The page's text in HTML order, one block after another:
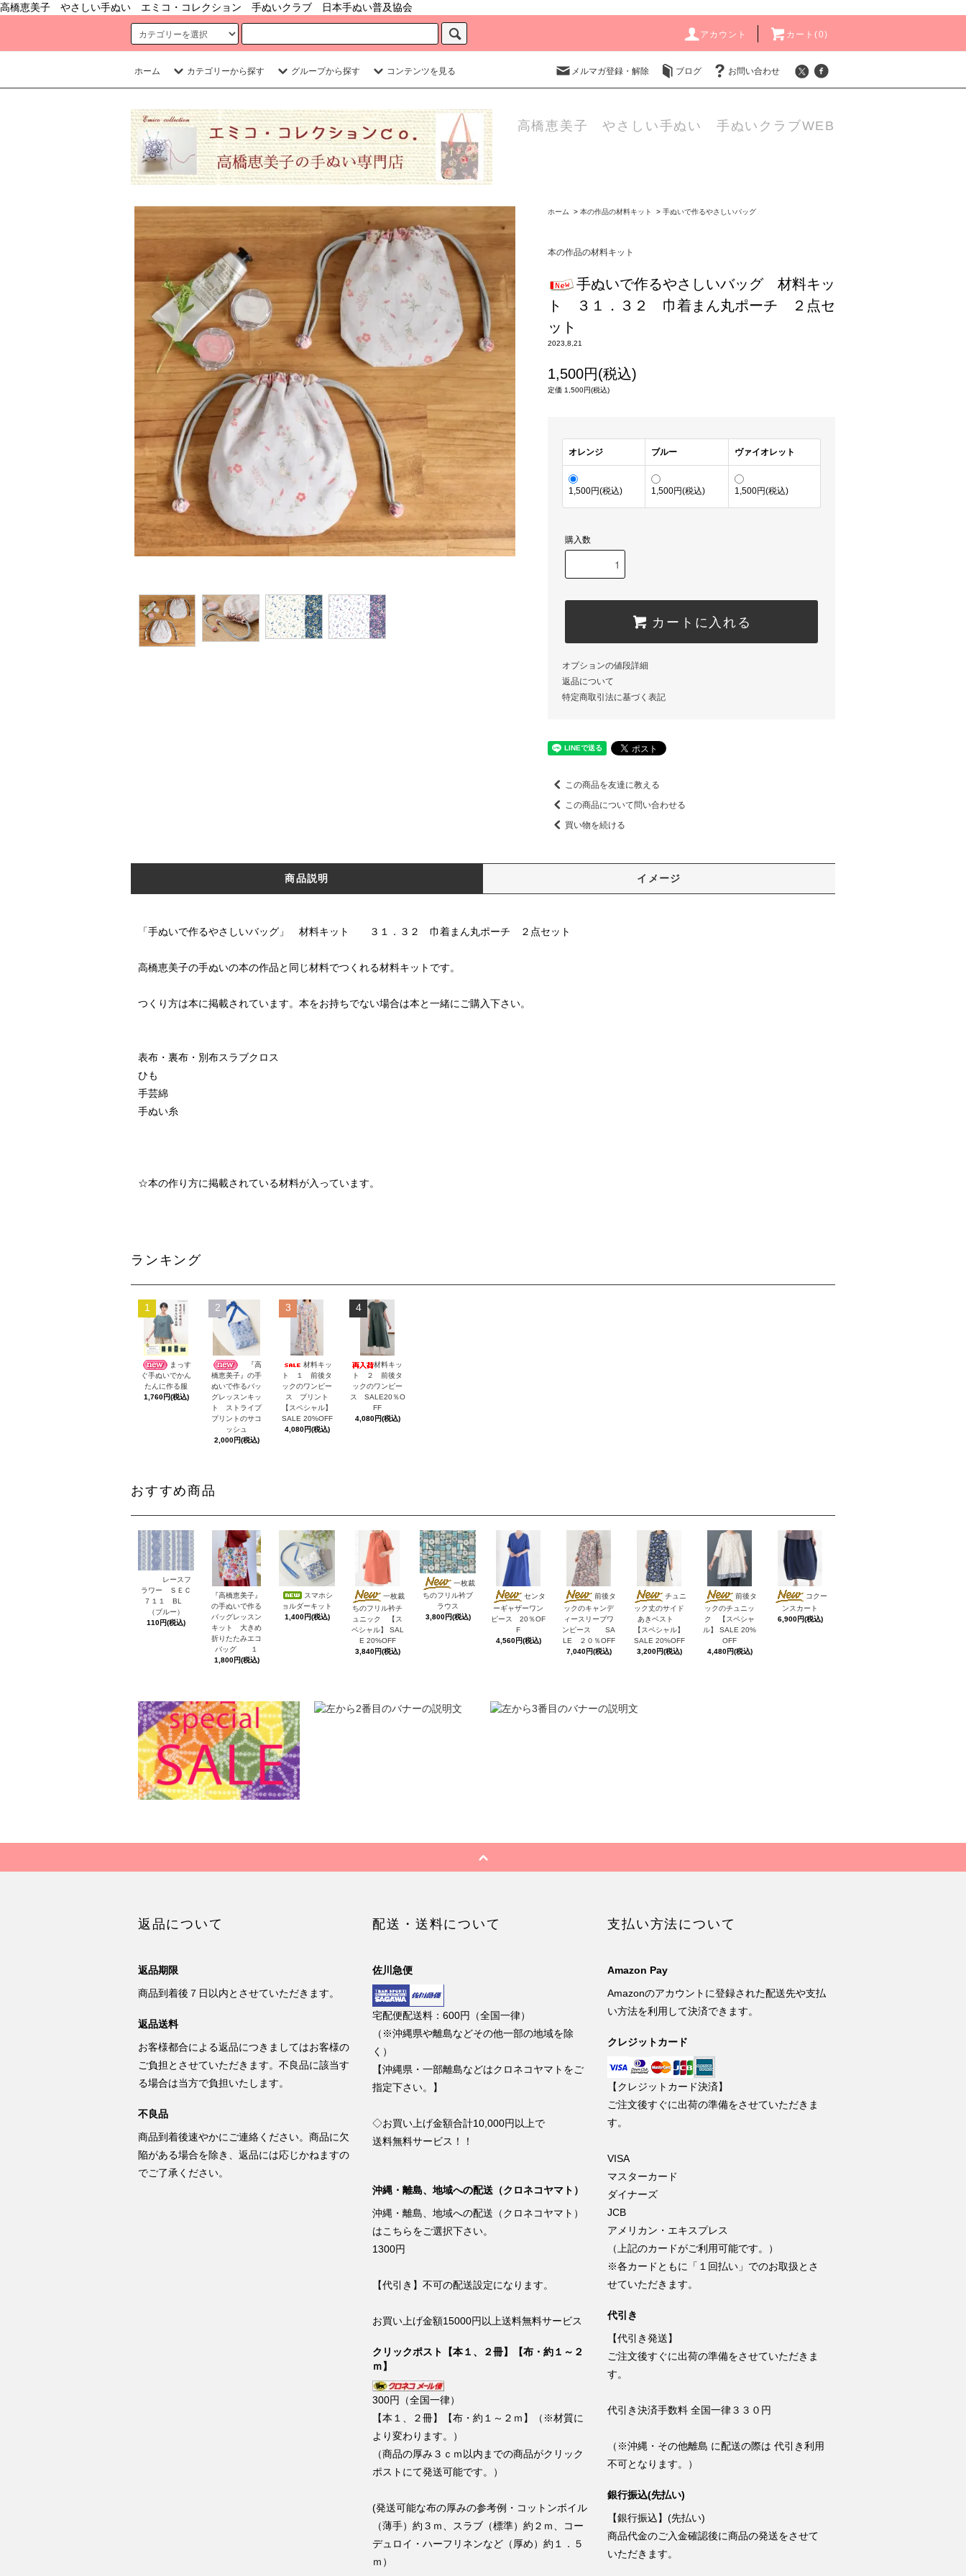
高橋恵美子 やさしい手ぬい エミコ・コレクション 手ぬいクラブ 日本手ぬい普及協会
アカウント カート(0)
ホーム カテゴリーから探す グループから探す コンテンツを見る メルマガ登録・解除 ブログ お問い合わせ
高橋恵美子 やさしい手ぬい 手ぬいクラブWEB
ホーム > 本の作品の材料キット > 手ぬいで作るやさしいバッグ
本の作品の材料キット
手ぬいで作るやさしいバッグ 材料キッ
ト ３１．３２ 巾着まん丸ポーチ ２点セ
ット
2023,8,21
1,500円(税込)
定価 1,500円(税込)
オレンジ ブルー ヴァイオレット
1,500円(税込) 1,500円(税込) 1,500円(税込)
購入数
カートに入れる
オプションの値段詳細
返品について
特定商取引法に基づく表記
この商品を友達に教える
この商品について問い合わせる
買い物を続ける
商品説明 イメージ
「手ぬいで作るやさしいバッグ」 材料キット ３１．３２ 巾着まん丸ポーチ ２点セット
高橋恵美子の手ぬいの本の作品と同じ材料でつくれる材料キットです。
つくり方は本に掲載されています。本をお持ちでない場合は本と一緒にご購入下さい。
表布・裏布・別布スラブクロス
ひも
手芸綿
手ぬい糸
☆本の作り方に掲載されている材料が入っています。
ランキング
1
まっす
ぐ手ぬいでかん
たんに作る服
1,760円(税込)
2
『高
橋恵美子』の手
ぬいで作るバッ
グレッスンキッ
ト ストライプ
プリントのサコ
ッシュ
2,000円(税込)
3
材料キッ
ト １ 前後タ
ックのワンピー
ス プリント
【スペシャル】
SALE 20%OFF
4,080円(税込)
4
材料キッ
ト ２ 前後タ
ックのワンピー
ス SALE20％O
FF
4,080円(税込)
おすすめ商品
レースフ
ラワー ＳＥＣ
７１１ BL
（ブルー）
110円(税込)
『高橋恵美子』
の手ぬいで作る
バッグレッスン
キット 大きめ
折りたたみエコ
バッグ １
1,800円(税込)
スマホシ
ョルダーキット
1,400円(税込)
一枚裁
ちのフリル衿チ
ュニック 【ス
ペシャル】 SAL
E 20%OFF
3,840円(税込)
一枚裁
ちのフリル衿ブ
ラウス
3,800円(税込)
センタ
ーギャザーワン
ピース 20％OF
F
4,560円(税込)
前後タ
ックのキャンデ
ィースリーブワ
ンピース SA
LE ２０％OFF
7,040円(税込)
チュニ
ック丈のサイド
あきベスト
【スペシャル】
SALE 20%OFF
3,200円(税込)
前後タ
ックのチュニッ
ク 【スペシャ
ル】 SALE 20%
OFF
4,480円(税込)
コクー
ンスカート
6,900円(税込)
返品について
返品期限
商品到着後７日以内とさせていただきます。
返品送料
お客様都合による返品につきましてはお客様の
ご負担とさせていただきます。不良品に該当す
る場合は当方で負担いたします。
不良品
商品到着後速やかにご連絡ください。商品に欠
陥がある場合を除き、返品には応じかねますの
でご了承ください。
配送・送料について
佐川急便
宅配便配送料：600円（全国一律）
（※沖縄県や離島などその他一部の地域を除
く）
【沖縄県・一部離島などはクロネコヤマトをご
指定下さい。】
◇お買い上げ金額合計10,000円以上で
送料無料サービス！！
沖縄・離島、地域への配送（クロネコヤマト）
沖縄・離島、地域への配送（クロネコヤマト）
はこちらをご選択下さい。
1300円
【代引き】不可の配送設定になります。
お買い上げ金額15000円以上送料無料サービス
クリックポスト【本１、２冊】【布・約１～２
ｍ】
300円（全国一律）
【本１、２冊】【布・約１～２ｍ】（※材質に
より変わります。）
（商品の厚み３ｃｍ以内までの商品がクリック
ポストにて発送可能です。）
(発送可能な布の厚みの参考例・コットンボイル
（薄手）約３ｍ、スラブ（標準）約２ｍ、コー
デュロイ・ハーフリネンなど（厚め）約１．５
ｍ）
支払い方法について
Amazon Pay
Amazonのアカウントに登録された配送先や支払
い方法を利用して決済できます。
クレジットカード
【クレジットカード決済】
ご注文後すぐに出荷の準備をさせていただきま
す。
VISA
マスターカード
ダイナーズ
JCB
アメリカン・エキスプレス
（上記のカードがご利用可能です。）
※各カードともに「１回払い」でのお取扱とさ
せていただきます。
代引き
【代引き発送】
ご注文後すぐに出荷の準備をさせていただきま
す。
代引き決済手数料 全国一律３３０円
（※沖縄・その他離島 に配送の際は 代引き利用
不可となります。）
銀行振込(先払い)
【銀行振込】(先払い)
商品代金のご入金確認後に商品の発送をさせて
いただきます。